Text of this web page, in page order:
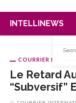
INTELLINEWS
COURRIER
Le Retard
“subversif”